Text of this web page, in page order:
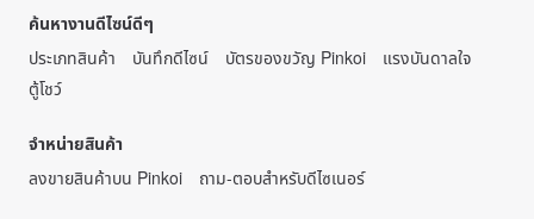
ค้นหางานดีไซน์ดีๆ
ประเภทสินค้า
บันทึกดีไซน์ บัตรของขวัญ Pinkoi
แรงบันดาลใจ
ตู้โชว์
จำหน่ายสินค้า
ลงขายสินค้าบน Pinkoi
ถาม-ตอบสำหรับดีไซเนอร์